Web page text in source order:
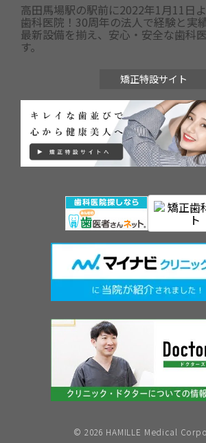
高田馬場駅の駅前に2022年1月11日
歯科医院！30周年の法人で経験と実
最新設備を揃え、安心・安全な歯科
す。
矯正特設サイト
©︎ 2026 HAMILLE Medical